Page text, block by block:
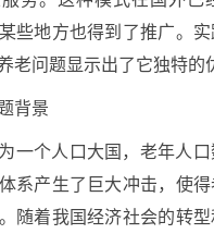
些地方也得到了推广。
老问题显示出了它独特的
背景
一个人口大国，老年人
系产生了巨大冲击，使
随着我国经济社会的转